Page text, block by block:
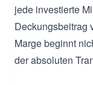
jede investierte
Deckungsbeitrag
Marge beginnt
der absoluten